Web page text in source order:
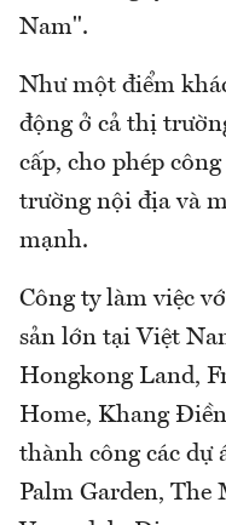
Nam".
Như một điểm
động ở cả thị
cấp, cho phép
trường nội địa và
mạnh.
Công ty làm việc
sản lớn tại Việt
Hongkong Land,
Home, Khang
thành công các dự
Palm Garden, The